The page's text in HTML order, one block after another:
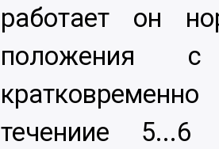
работает он
положения
течениие